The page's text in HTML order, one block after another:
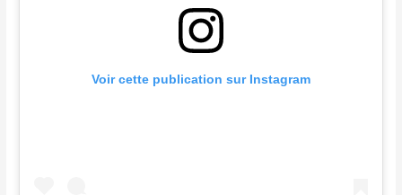
Voir cette publication sur Instagram